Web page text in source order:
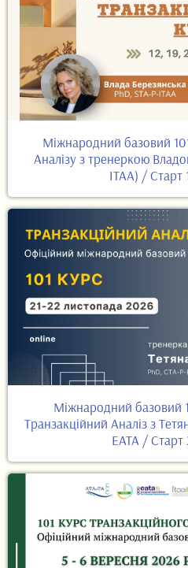
Міжнародний базовий
Аналізу з тренеркою
ITAA) / Старт
Міжнародний базовий
Транзакційний Аналіз з
EATA / Старт